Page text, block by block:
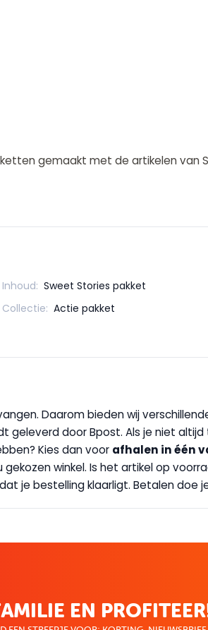
gemaakt met de artikelen van
Inhoud: Sweet Stories pakket
Collectie: Actie pakket
Daarom bieden wij
door Bpost. Als je niet altijd
Kies dan voor afhalen in één
winkel. Is het artikel op
je bestelling klaarligt. Betalen doe
EN